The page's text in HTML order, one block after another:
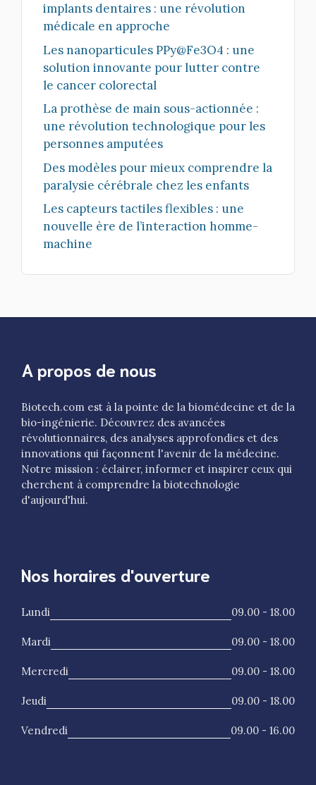
implants dentaires : une révolution
médicale en approche
Les nanoparticules PPy@Fe3O4 : une
solution innovante pour lutter contre
le cancer colorectal
La prothèse de main sous-actionnée :
une révolution technologique pour les
personnes amputées
Des modèles pour mieux comprendre la
paralysie cérébrale chez les enfants
Les capteurs tactiles flexibles : une
nouvelle ère de l’interaction homme-
machine
A propos de nous
Biotech.com est à la pointe de la biomédecine et de la
bio-ingénierie. Découvrez des avancées
révolutionnaires, des analyses approfondies et des
innovations qui façonnent l'avenir de la médecine.
Notre mission : éclairer, informer et inspirer ceux qui
cherchent à comprendre la biotechnologie
d'aujourd'hui.
Nos horaires d'ouverture
Lundi 09.00 - 18.00
Mardi 09.00 - 18.00
Mercredi 09.00 - 18.00
Jeudi 09.00 - 18.00
Vendredi 09.00 - 16.00